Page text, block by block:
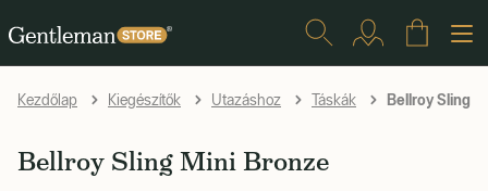
Kezdőlap Kiegészítők Utazáshoz Táskák Bellroy Sling
Bellroy Sling Mini Bronze